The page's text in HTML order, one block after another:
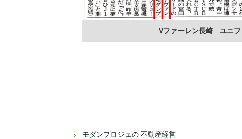
Vファーレン長崎 ユニ
モダンプロジェの 不動産経営